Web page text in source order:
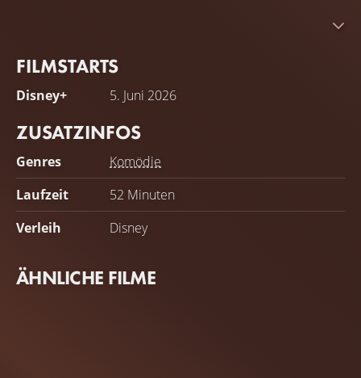
Geheimnisse ausplaudert und zugibt, dass sie
FILMSTARTS
Disney+ 5. Juni 2026
ZUSATZINFOS
Genres
Komödie
Laufzeit
52 Minuten
Verleih
Disney
ÄHNLICHE FILME